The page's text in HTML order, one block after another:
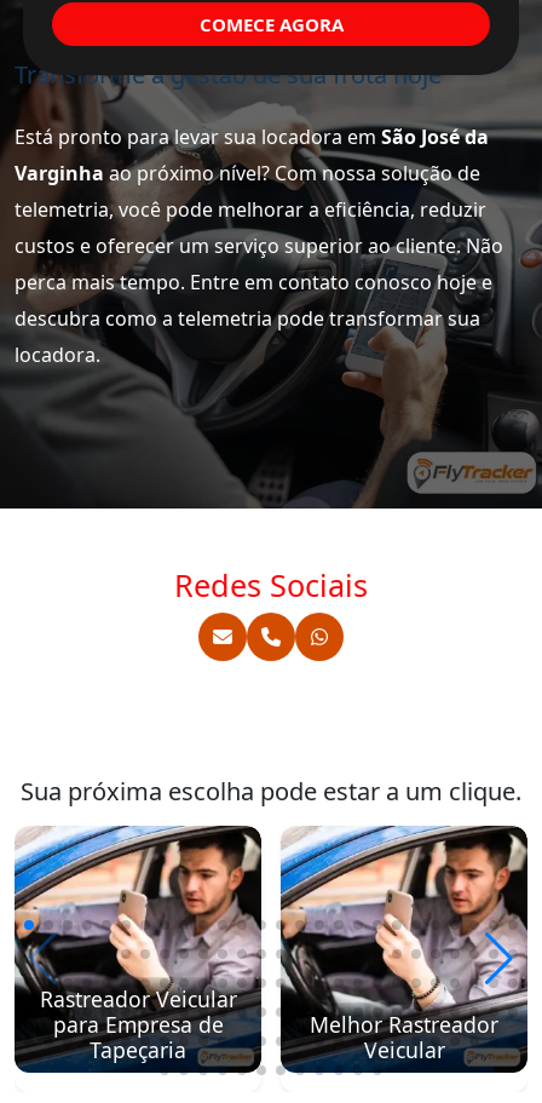
Transforme a gestão de sua frota hoje
Está pronto para levar sua locadora emSão José da
Varginha ao próximo nível? Com nossa solução de
telemetria, você pode melhorar a eficiência, reduzir
custos e oferecer um serviço superior ao cliente. Não
perca mais tempo. Entre em contato conosco hoje e
descubra como a telemetria pode transformar sua
locadora.
COMECE AGORA
Redes Sociais
Sua próxima escolha pode estar a um clique.
Rastreador Veicular
para Empresa de
Tapeçaria
Melhor Rastreador
Veicular